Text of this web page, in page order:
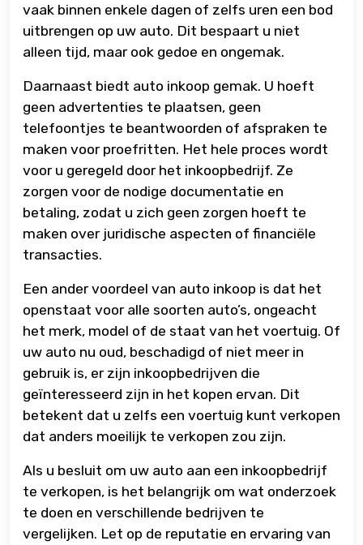
vaak binnen enkele dagen of zelfs uren een bod
uitbrengen op uw auto. Dit bespaart u niet
alleen tijd, maar ook gedoe en ongemak.
Daarnaast biedt auto inkoop gemak. U hoeft
geen advertenties te plaatsen, geen
telefoontjes te beantwoorden of afspraken te
maken voor proefritten. Het hele proces wordt
voor u geregeld door het inkoopbedrijf. Ze
zorgen voor de nodige documentatie en
betaling, zodat u zich geen zorgen hoeft te
maken over juridische aspecten of financiële
transacties.
Een ander voordeel van auto inkoop is dat het
openstaat voor alle soorten auto’s, ongeacht
het merk, model of de staat van het voertuig. Of
uw auto nu oud, beschadigd of niet meer in
gebruik is, er zijn inkoopbedrijven die
geïnteresseerd zijn in het kopen ervan. Dit
betekent dat u zelfs een voertuig kunt verkopen
dat anders moeilijk te verkopen zou zijn.
Als u besluit om uw auto aan een inkoopbedrijf
te verkopen, is het belangrijk om wat onderzoek
te doen en verschillende bedrijven te
vergelijken. Let op de reputatie en ervaring van